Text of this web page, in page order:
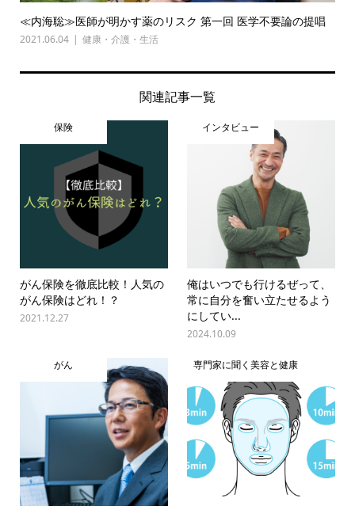
≪内海聡≫医師が明かす薬のリスク 第一回 医学不要論の提唱
2021.06.04 健康・介護・生活
関連記事一覧
保険
がん保険を徹底比較！人気の
がん保険はどれ！？
2021.12.27
インタビュー
俺はいつでも行けるぜって、
常に自分を奮い立たせるよう
にしてい...
2024.10.09
がん 専門家に聞く美容と健康